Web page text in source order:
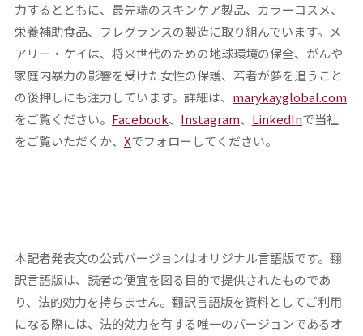
力するとともに、最先端のスキンケア製品、カラーコスメ、
栄養補助食品、フレグランスの製造に取り組んでいます。メ
アリー・ケイは、将来世代のための地球環境の保全、がんや
家庭内暴力の影響を受けた女性の保護、若者が夢を追うこと
の後押しにも注力しています。詳細は、 marykayglobal.com
をご覧ください。 Facebook、 Instagram、 LinkedInで当社
をご覧いただくか、 Xでフォローしてください。
本記者発表文の公式バージョンはオリジナル言語版です。翻
訳言語版は、読者の便宜を図る目的で提供されたものであ
り、法的効力を持ちません。翻訳言語版を資料としてご利用
になる際には、法的効力を有する唯一のバージョンであるオ